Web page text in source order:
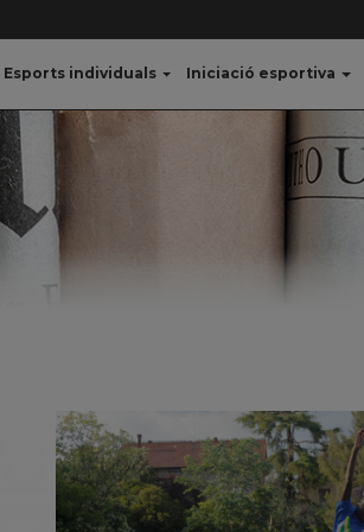
Esports individuals Iniciació esportiva